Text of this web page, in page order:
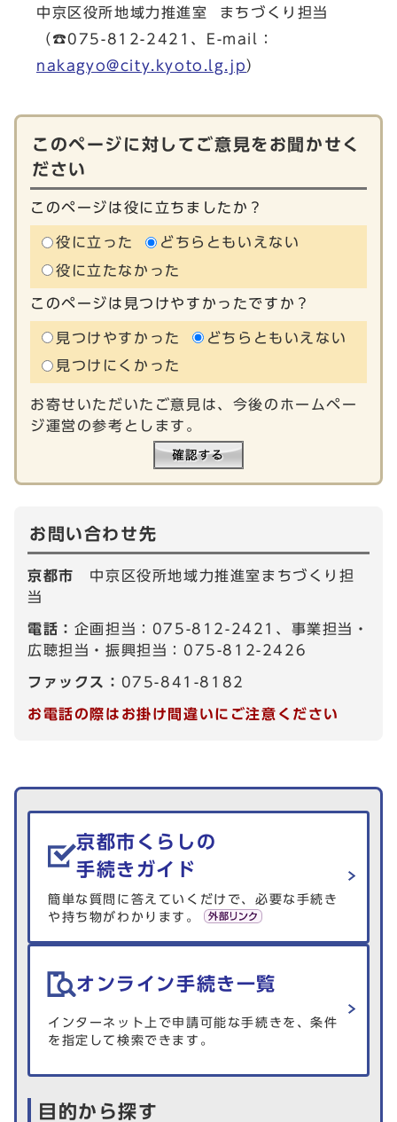
中京区役所地域力推進室 まちづくり担当
（☎075-812-2421、E-mail：
nakagyo@city.kyoto.lg.jp）
このページに対してご意見をお聞かせく
ださい
このページは役に立ちましたか？
役に立った
どちらともいえない
役に立たなかった
このページは見つけやすかったですか？
見つけやすかった
どちらともいえない
見つけにくかった
お寄せいただいたご意見は、今後のホームペー
ジ運営の参考とします。
お問い合わせ先
京都市 中京区役所地域力推進室まちづくり担
当
電話： 企画担当：075-812-2421、事業担当・
広聴担当・振興担当：075-812-2426
ファックス： 075-841-8182
お電話の際はお掛け間違いにご注意ください
生活情報を探す
京都市くらしの
手続きガイド
簡単な質問に答えていくだけで、必要な手続き
や持ち物がわかります。
オンライン手続き一覧
インターネット上で申請可能な手続きを、条件
を指定して検索できます。
目的から探す